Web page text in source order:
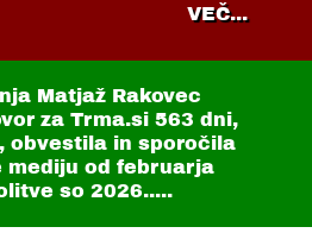
VEČ...
Matjaž Rakovec
za Trma.si 563 dni,
obvestila in sporočila
mediju od februarja
so 2026.....